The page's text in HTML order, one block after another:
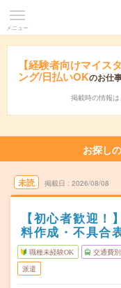
メニュー
【経験者向けマイス
ング/日払いOKのお仕
掲載時の情報は、
お探し
未読 掲載日 2026/08/08
【初心者歓迎！
料作成・不具合
職種未経験OK 交通費
派遣